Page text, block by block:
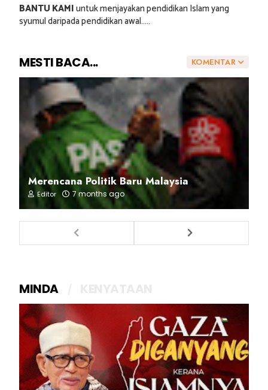
BANTU KAMIuntuk menjayakan pendidikan Islam yang
syumul daripada pendidikan awal.....
KOMENTAR
MESTI BACA...
Merencana Politik Baru Malaysia
Editor 7 months ago
MINDA